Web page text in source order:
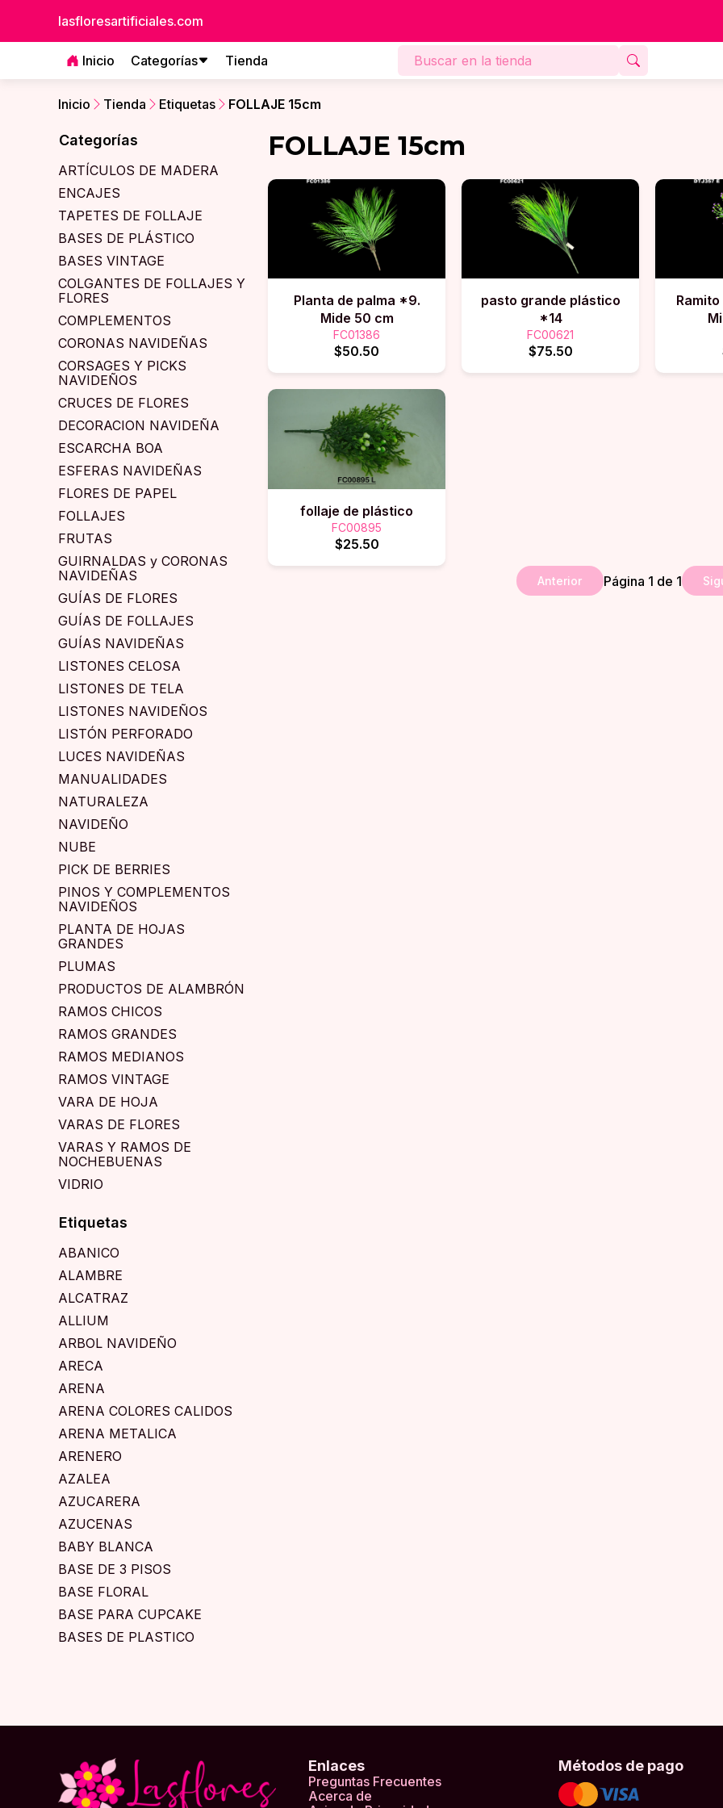
lasfloresartificiales.com
Inicio Categorías Tienda
Inicio Tienda Etiquetas FOLLAJE 15cm
Categorías
ARTÍCULOS DE MADERA
ENCAJES
TAPETES DE FOLLAJE
BASES DE PLÁSTICO
BASES VINTAGE
COLGANTES DE FOLLAJES Y
FLORES
COMPLEMENTOS
CORONAS NAVIDEÑAS
CORSAGES Y PICKS
NAVIDEÑOS
CRUCES DE FLORES
DECORACION NAVIDEÑA
ESCARCHA BOA
ESFERAS NAVIDEÑAS
FLORES DE PAPEL
FOLLAJES
FRUTAS
GUIRNALDAS y CORONAS
NAVIDEÑAS
GUÍAS DE FLORES
GUÍAS DE FOLLAJES
GUÍAS NAVIDEÑAS
LISTONES CELOSA
LISTONES DE TELA
LISTONES NAVIDEÑOS
LISTÓN PERFORADO
LUCES NAVIDEÑAS
MANUALIDADES
NATURALEZA
NAVIDEÑO
NUBE
PICK DE BERRIES
PINOS Y COMPLEMENTOS
NAVIDEÑOS
PLANTA DE HOJAS
GRANDES
PLUMAS
PRODUCTOS DE ALAMBRÓN
RAMOS CHICOS
RAMOS GRANDES
RAMOS MEDIANOS
RAMOS VINTAGE
VARA DE HOJA
VARAS DE FLORES
VARAS Y RAMOS DE
NOCHEBUENAS
VIDRIO
Etiquetas
ABANICO
ALAMBRE
ALCATRAZ
ALLIUM
ARBOL NAVIDEÑO
ARECA
ARENA
ARENA COLORES CALIDOS
ARENA METALICA
ARENERO
AZALEA
AZUCARERA
AZUCENAS
BABY BLANCA
BASE DE 3 PISOS
BASE FLORAL
BASE PARA CUPCAKE
BASES DE PLASTICO
BOLA NATURAL
BOLSAS
BOLSAS MEDIANA
FOLLAJE 15cm
Planta de palma *9.
Mide 50 cm
FC01386
$50.50
pasto grande plástico
*14
FC00621
$75.50
follaje de plástico
FC00895
$25.50
Anterior Página 1 de 1
Enlaces
Preguntas Frecuentes
Acerca de
Métodos de pago